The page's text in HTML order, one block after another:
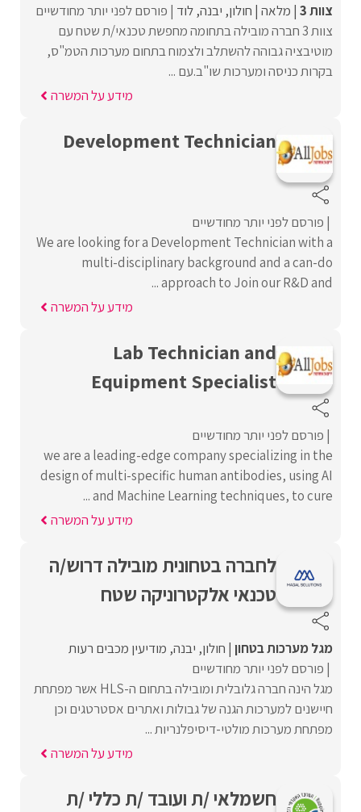
צוות 3 מלאה חולון יבנה לוד פורסם לפני יותר מחודשיים
צוות 3 חברה מובילה בתחומה מחפשת טכנאי/ת שטח עם
מוטיבציה גבוהה להשתלב ולצמוח בתחום מערכות הטמ"ס,
בקרות כניסה ומערכות שו"ב.עם ...
מידע על המשרה
Development Technician
פורסם לפני יותר מחודשיים
We are looking for a Development Technician with a
multi-disciplinary background and a can-do
approach to Join our R&D and ...
מידע על המשרה
Lab Technician and
Equipment Specialist
פורסם לפני יותר מחודשיים
we are a leading-edge company specializing in the
design of multi-specific human antibodies, using AI
and Machine Learning techniques, to cure ...
מידע על המשרה
לחברה בטחונית מובילה דרוש/ה
טכנאי אלקטרוניקה שטח
מגל מערכות בטחון חולון יבנה מודיעין מכבים רעות
פורסם לפני יותר מחודשיים
מגל הינה חברה גלובלית ומובילה בתחום ה-HLS אשר מפתחת
חיישנים למערכות הגנה של גבולות ואתרים אסטרטגים וכן
מפתחת מערכות מולטי-דיסיפלנריות ...
מידע על המשרה
חשמלאי /ת ועובד /ת כללי /ת